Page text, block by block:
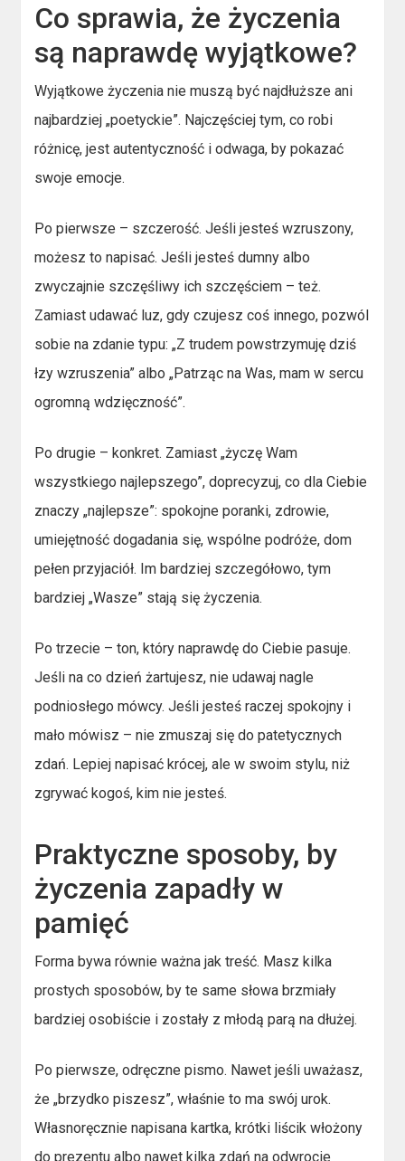
Co sprawia, że życzenia
są naprawdę wyjątkowe?
Wyjątkowe życzenia nie muszą być najdłuższe ani
najbardziej „poetyckie”. Najczęściej tym, co robi
różnicę, jest autentyczność i odwaga, by pokazać
swoje emocje.
Po pierwsze – szczerość. Jeśli jesteś wzruszony,
możesz to napisać. Jeśli jesteś dumny albo
zwyczajnie szczęśliwy ich szczęściem – też.
Zamiast udawać luz, gdy czujesz coś innego, pozwól
sobie na zdanie typu: „Z trudem powstrzymuję dziś
łzy wzruszenia” albo „Patrząc na Was, mam w sercu
ogromną wdzięczność”.
Po drugie – konkret. Zamiast „życzę Wam
wszystkiego najlepszego”, doprecyzuj, co dla Ciebie
znaczy „najlepsze”: spokojne poranki, zdrowie,
umiejętność dogadania się, wspólne podróże, dom
pełen przyjaciół. Im bardziej szczegółowo, tym
bardziej „Wasze” stają się życzenia.
Po trzecie – ton, który naprawdę do Ciebie pasuje.
Jeśli na co dzień żartujesz, nie udawaj nagle
podniosłego mówcy. Jeśli jesteś raczej spokojny i
mało mówisz – nie zmuszaj się do patetycznych
zdań. Lepiej napisać krócej, ale w swoim stylu, niż
zgrywać kogoś, kim nie jesteś.
Praktyczne sposoby, by
życzenia zapadły w
pamięć
Forma bywa równie ważna jak treść. Masz kilka
prostych sposobów, by te same słowa brzmiały
bardziej osobiście i zostały z młodą parą na dłużej.
Po pierwsze, odręczne pismo. Nawet jeśli uważasz,
że „brzydko piszesz”, właśnie to ma swój urok.
Własnoręcznie napisana kartka, krótki liścik włożony
do prezentu albo nawet kilka zdań na odwrocie